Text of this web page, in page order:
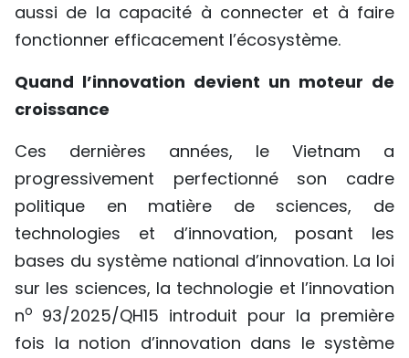
ENGLISH
ESPAÑOL
aussi de la capacité à connecter et à faire
fonctionner efficacement l’écosystème.
Quand l’innovation devient un moteur de
croissance
Ces dernières années, le Vietnam a
progressivement perfectionné son cadre
politique en matière de sciences, de
technologies et d’innovation, posant les
bases du système national d’innovation. La loi
sur les sciences, la technologie et l’innovation
no 93/2025/QH15 introduit pour la première
fois la notion d’innovation dans le système